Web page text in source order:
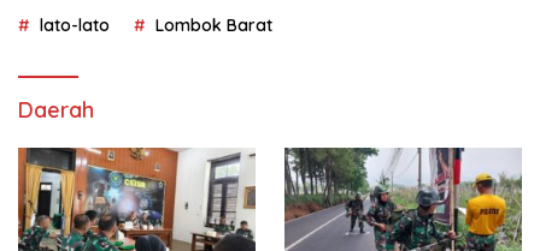
lato-lato Lombok Barat
Daerah